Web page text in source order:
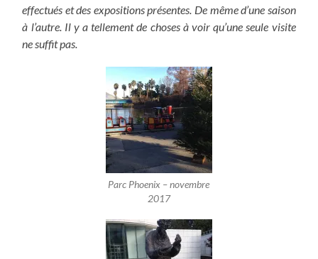
effectués et des expositions présentes. De même d’une saison
à l’autre. Il y a tellement de choses à voir qu’une seule visite
ne suffit pas.
Parc Phoenix – novembre
2017